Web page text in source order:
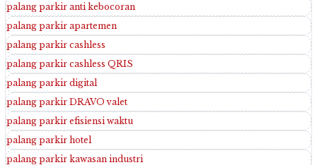
palang parkir anti kebocoran
palang parkir apartemen
palang parkir cashless
palang parkir cashless QRIS
palang parkir digital
palang parkir DRAVO valet
palang parkir efisiensi waktu
palang parkir hotel
palang parkir kawasan industri